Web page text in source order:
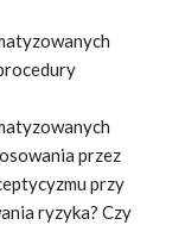
przez
przy
ryzyka? Czy